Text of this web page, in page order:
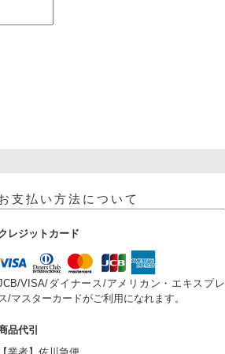
支払い方法について
レジットカード
VISA/ダイナース/アメリカン・エキスプレ
/マスターカードがご利用になれます。
品代引